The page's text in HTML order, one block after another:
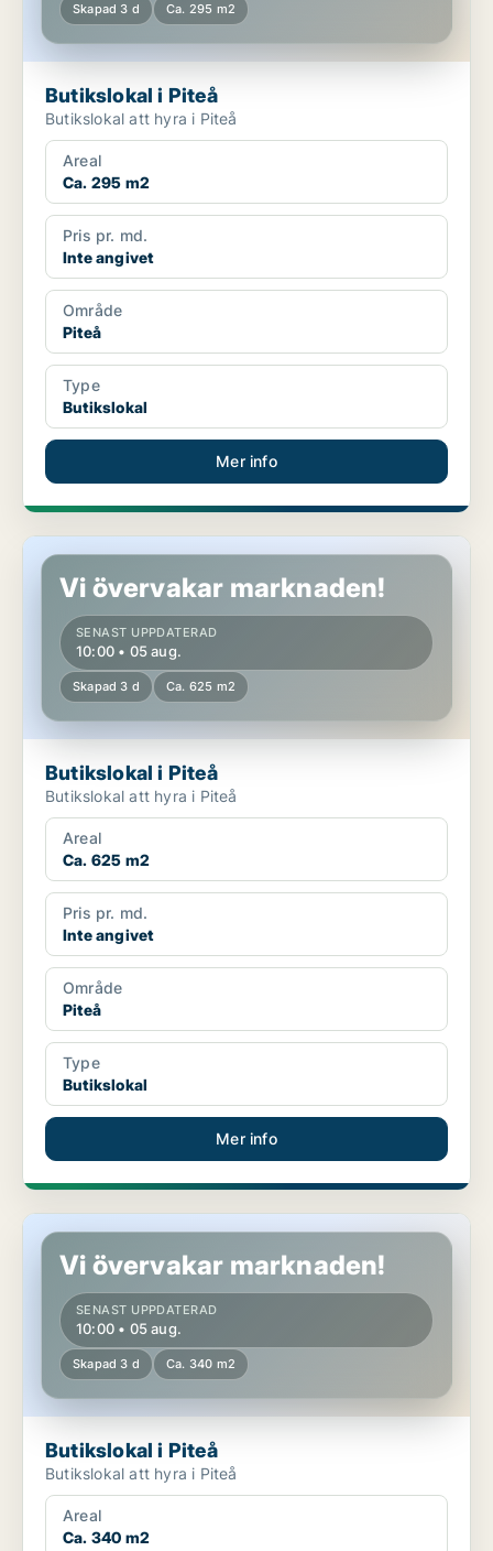
Skapad 3 d Ca. 295 m2
Butikslokal i Piteå
Butikslokal att hyra i Piteå
Areal
Ca. 295 m2
Pris pr. md.
Inte angivet
Område
Piteå
Type
Butikslokal
Mer info
Butikslokal i Piteå
Vi övervakar marknaden!
SENAST UPPDATERAD
10:00 • 05 aug.
Skapad 3 d Ca. 625 m2
Butikslokal i Piteå
Butikslokal att hyra i Piteå
Areal
Ca. 625 m2
Pris pr. md.
Inte angivet
Område
Piteå
Type
Butikslokal
Mer info
Butikslokal i Piteå
Vi övervakar marknaden!
SENAST UPPDATERAD
10:00 • 05 aug.
Skapad 3 d Ca. 340 m2
Butikslokal i Piteå
Butikslokal att hyra i Piteå
Areal
Ca. 340 m2